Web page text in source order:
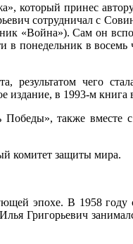
который принес
сотрудничал с
«Война»). Сам он
в восемь
результатом чего
издание, в 1993-м
Победы», также
комитет защиты мира.
эпохе. В 1958
Григорьевич